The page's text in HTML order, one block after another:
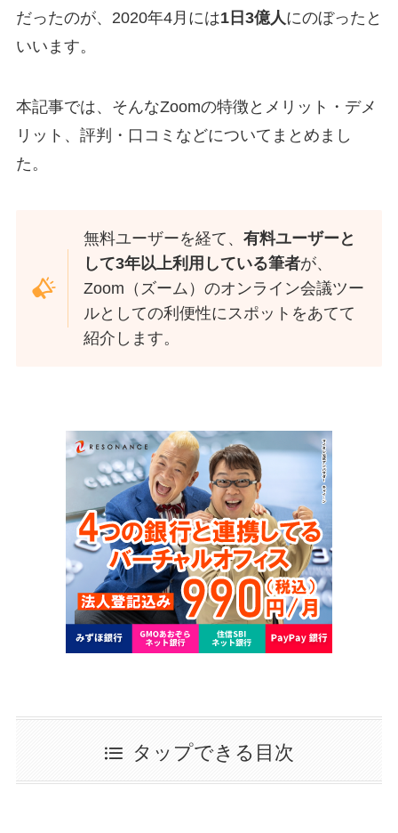
だったのが、2020年4月には1日3億人にのぼったと
いいます。
本記事では、そんなZoomの特徴とメリット・デメ
リット、評判・口コミなどについてまとめまし
た。
無料ユーザーを経て、有料ユーザーと
して3年以上利用している筆者が、
Zoom（ズーム）のオンライン会議ツー
ルとしての利便性にスポットをあてて
紹介します。
タップできる目次